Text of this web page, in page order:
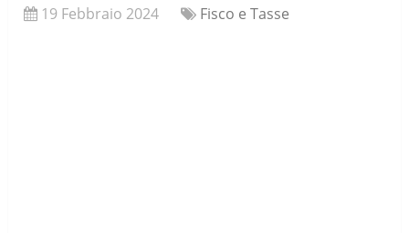
19 Febbraio 2024 Fisco e Tasse